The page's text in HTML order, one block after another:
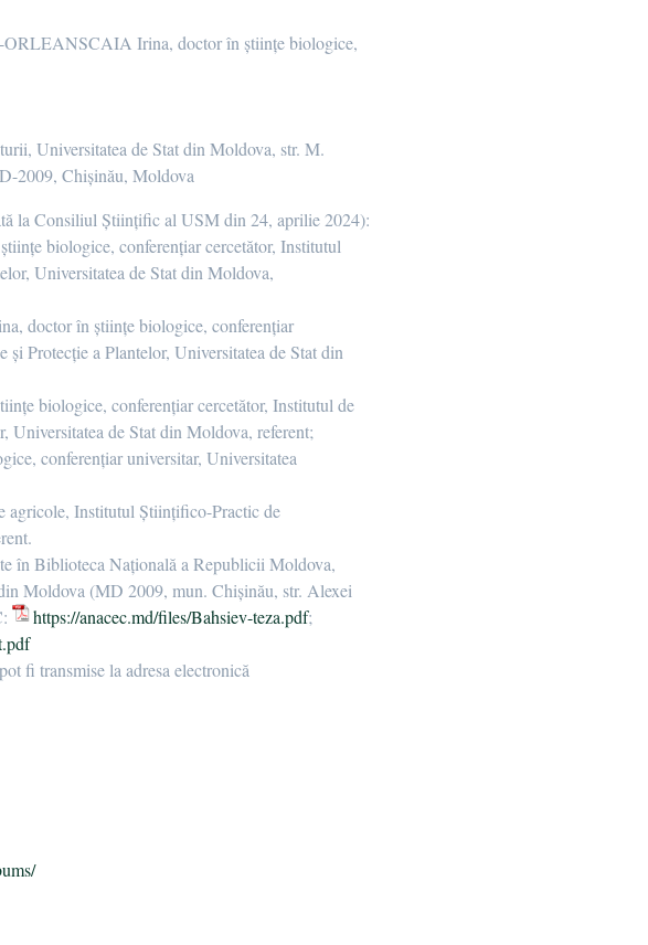
Irina, doctor în științe biologice,
Universitatea de Stat din Moldova, str. M.
2009, Chișinău, Moldova
la Consiliul Științific al USM din 24, aprilie 2024):
biologice, conferențiar cercetător, Institutul
Universitatea de Stat din Moldova,
doctor în științe biologice, conferențiar
Protecție a Plantelor, Universitatea de Stat din
biologice, conferențiar cercetător, Institutul de
Universitatea de Stat din Moldova, referent;
conferențiar universitar, Universitatea
Institutul Științifico-Practic de
în Biblioteca Națională a Republicii Moldova,
Moldova (MD 2009, mun. Chișinău, str. Alexei
https://anacec.md/files/Bahsiev-teza.pdf;
fi transmise la adresa electronică